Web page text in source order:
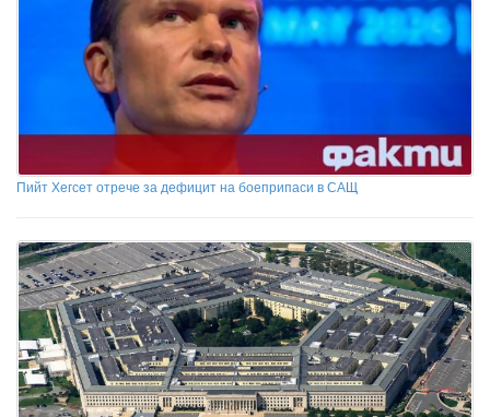
Пийт Хегсет отрече за дефицит на боеприпаси в САЩ